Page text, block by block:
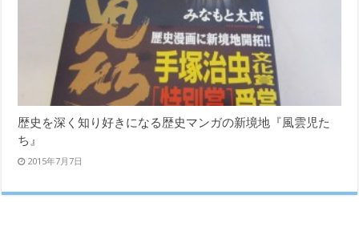
歴史を深く知り好きになる歴史マンガの新境地『風雲児た
ち』
2015年7月7日